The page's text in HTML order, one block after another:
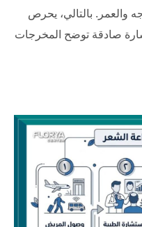
والعمر. بالتالي، يحرص
صادقة توضح المخرجات